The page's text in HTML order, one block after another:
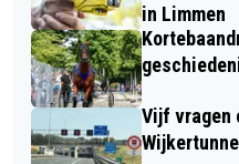
in Limmen
Vijf vragen